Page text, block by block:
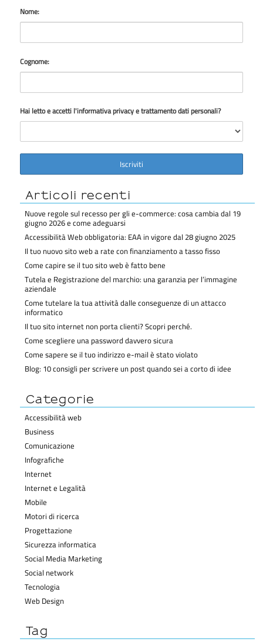
Nome:
Cognome:
Hai letto e accetti l'informativa privacy e trattamento dati personali?
Articoli recenti
Nuove regole sul recesso per gli e-commerce: cosa cambia dal 19
giugno 2026 e come adeguarsi
Accessibilità Web obbligatoria: EAA in vigore dal 28 giugno 2025
Il tuo nuovo sito web a rate con finanziamento a tasso fisso
Come capire se il tuo sito web è fatto bene
Tutela e Registrazione del marchio: una garanzia per l’immagine
aziendale
Come tutelare la tua attività dalle conseguenze di un attacco
informatico
Il tuo sito internet non porta clienti? Scopri perché.
Come scegliere una password davvero sicura
Come sapere se il tuo indirizzo e-mail è stato violato
Blog: 10 consigli per scrivere un post quando sei a corto di idee
Categorie
Accessibilità web
Business
Comunicazione
Infografiche
Internet
Internet e Legalità
Mobile
Motori di ricerca
Progettazione
Sicurezza informatica
Social Media Marketing
Social network
Tecnologia
Web Design
Tag